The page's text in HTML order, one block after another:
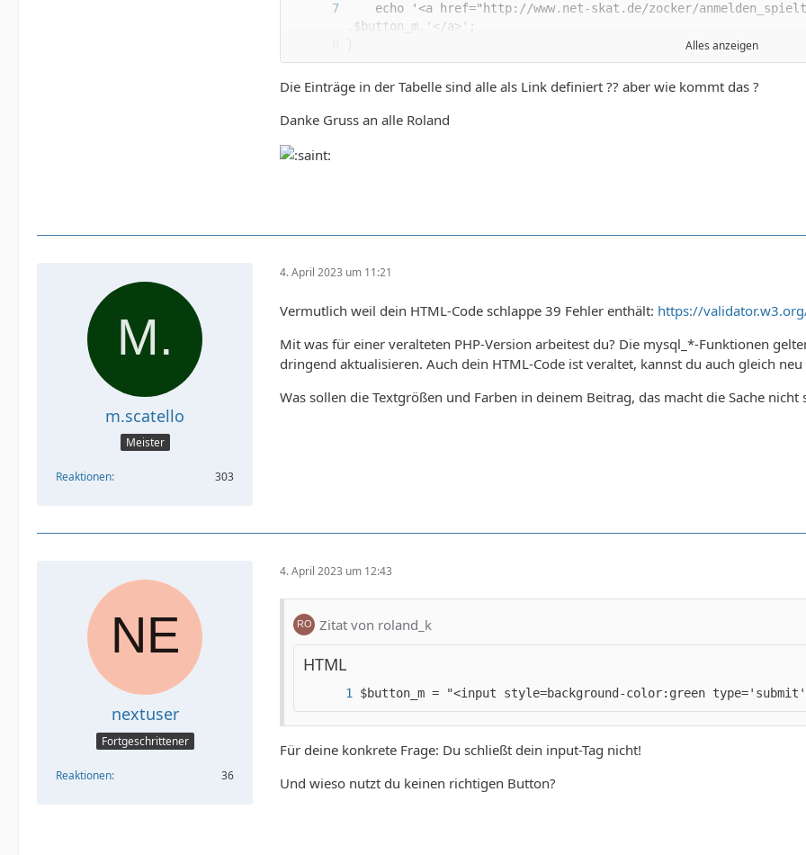
echo '<a href="http://www.net-skat.de/zocker/
Alles anzeigen
Die Einträge in der Tabelle sind alle als Link definiert ?? aber wie kommt das ?
Danke Gruss an alle Roland
m.scatello
Meister
Reaktionen 303
4. April 2023 um 11:21
Vermutlich weil dein HTML-Code schlappe 39 Fehler enthält: https://
Mit was für einer veralteten PHP-Version arbeitest du? Die mysql_*-Funktionen
dringend aktualisieren. Auch dein HTML-Code ist veraltet, kannst du auch gleich
Was sollen die Textgrößen und Farben in deinem Beitrag, das macht die Sache nicht
nextuser
Fortgeschrittener
Reaktionen 36
4. April 2023 um 12:43
Zitat von roland_k
HTML
$button_m = "<input style=background-color:green
Für deine konkrete Frage: Du schließt dein input-Tag nicht!
Und wieso nutzt du keinen richtigen Button?